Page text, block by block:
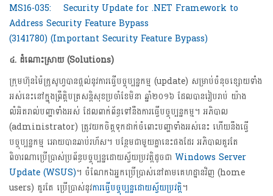
MS16-035:
Security Update for .NET Framework to
Address Security Feature Bypass
(3141780) (Important Security Feature Bypass)
៤. ដំណោះស្រាយ (Solutions)
ក្រុមហ៊ុនម៉ៃក្រូសូហ្វបានផ្តល់នូវការធ្វើបច្ចុប្បន្នកម្ម (update) សម្រាប់ចំនុចខ្សោយទាំង
អស់នេះនៅក្នុងព្រឹត្តិបត្រសន្តិសុខប្រចាំខែមិនា ឆ្នាំ២០១៦ ដែលបានរៀបរាប់ យ៉ាង
លំអិតរាល់បញ្ហាទាំងអស់ ដែលពាក់ព័ន្ធទៅនឹងការធ្វើបច្ចុប្បន្នកម្ម។ អភិបាល
(administrator) ត្រូវយកចិត្តទុកដាក់ចំពោះបញ្ហាទាំងអស់នេះ ហើយនឹងធ្វើ
បច្ចុប្បន្នកម្ម អោយបានឆាប់រហ័ស។ បន្ថែមជាមួយគ្នានេះផងដែរ អភិបាលគួរតែ
ពិចារណាប្រើប្រាស់ប្រព័ន្ធបច្ចុប្បន្នដោយស័្វយប្រវត្តិដូចជា Windows Server
Update (WSUS)។ ចំណែកឯអ្នកប្រើប្រាស់នៅតាមគេហដ្ឋានវិញ (home
users) គួរតែ ប្រើប្រាស់នូវការធ្វើបច្ចុប្បន្នដោយស្វ័យប្រវត្តិ។